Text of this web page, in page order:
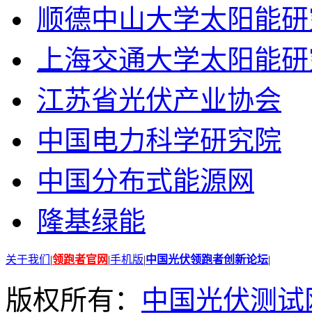
顺德中山大学太阳能
上海交通大学太阳能
江苏省光伏产业协会
中国电力科学研究院
中国分布式能源网
隆基绿能
关于我们 |领跑者官网|手机版|中国光伏领跑者创新论坛|
版权所有： 中国光伏测试